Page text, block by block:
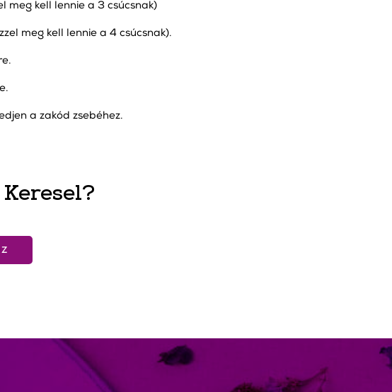
meg kell lennie a 3 csúcsnak)
meg kell lennie a 4 csúcsnak).
a zakód zsebéhez.